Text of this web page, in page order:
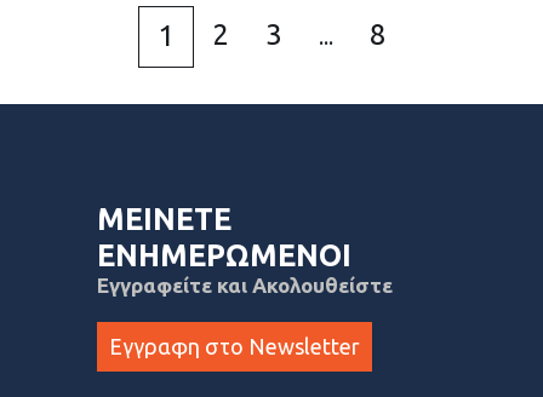
1 2 3 ... 8
ΜΕΙΝΕΤΕ
ΕΝΗΜΕΡΩΜΕΝΟΙ
Εγγραφείτε και Ακολουθείστε
Εγγραφη στο Newsletter